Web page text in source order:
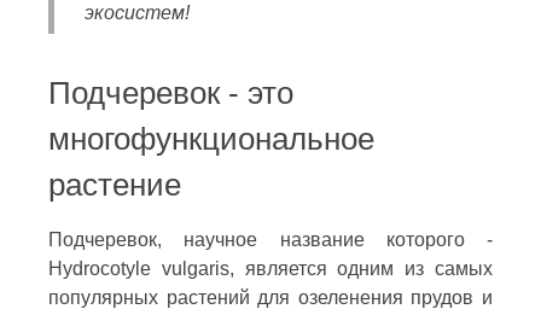
экосистем!
Подчеревок - это
многофункциональное
растение
Подчеревок, научное название которого -
Hydrocotyle vulgaris, является одним из самых
популярных растений для озеленения прудов и